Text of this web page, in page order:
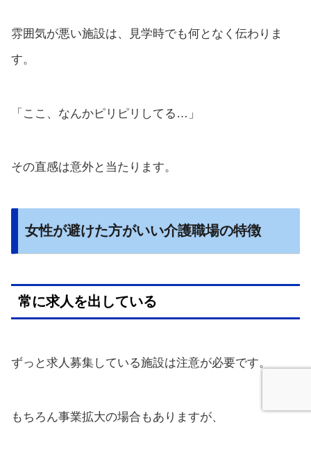
雰囲気が悪い施設は、見学時でも何となく伝わりま
す。
「ここ、なんかピリピリしてる…」
その直感は意外と当たります。
女性が避けた方がいい介護職場の特徴
常に求人を出している
ずっと求人募集している施設は注意が必要です。
もちろん事業拡大の場合もありますが、